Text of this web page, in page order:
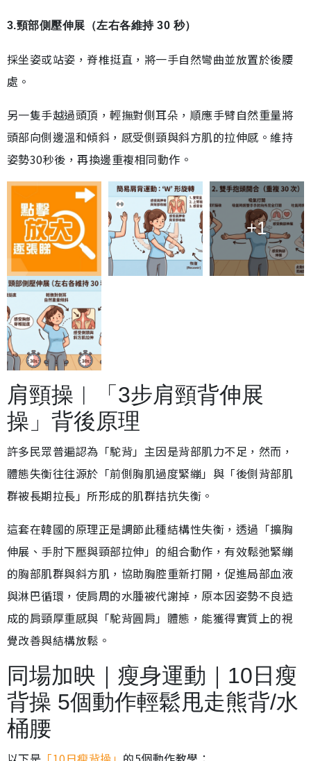
3.頸部側壓伸展（左右各維持 30 秒）
採坐姿或站姿，脊椎挺直，將一手自然彎曲並放置於後腰
處。
另一隻手越過頭頂，輕撫對側耳朵，順應手臂自然重量將
頭部向側邊溫和傾斜，感受側頸與斜方肌的拉伸感。維持
姿勢30秒後，再換邊重複相同動作。
+1
肩頸操︱「3步肩頸背伸展
操」背後原理
許多民眾普遍認為「駝背」主因是背部肌力不足，然而，
體態失衡往往源於「前側胸肌過度緊繃」與「後側背部肌
群被長期拉長」所形成的肌群拮抗失衡。
這套在韓國的原理正是調節此種結構性失衡，透過「擴胸
伸展、手肘下壓與頸部拉伸」的組合動作，有效鬆弛緊繃
的胸部肌群與斜方肌，協助胸腔重新打開，促進局部血液
與淋巴循環，使肩周的水腫被代謝掉，原本因姿勢不良造
成的肩頸厚重感與「駝背圓肩」體態，能獲得實質上的視
覺改善與結構放鬆。
同場加映｜瘦身運動｜10日瘦
背操 5個動作輕鬆甩走熊背/水
桶腰